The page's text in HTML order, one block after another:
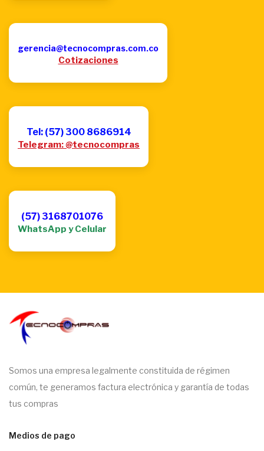
gerencia@tecnocompras.com.co
Cotizaciones
Tel: (57) 300 8686914
Telegram: @tecnocompras
(57) 3168701076
WhatsApp y Celular
Somos una empresa legalmente constituida de régimen
común, te generamos factura electrónica y garantía de todas
tus compras
Medios de pago